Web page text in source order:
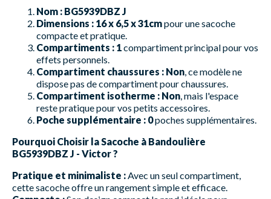
Nom : BG5939DBZ J
Dimensions : 16 x 6,5 x 31cmpour une sacoche
compacte et pratique.
Compartiments : 1 compartiment principal pour vos
effets personnels.
Compartiment chaussures : Non , ce modèle ne
dispose pas de compartiment pour chaussures.
Compartiment isotherme : Non , mais l'espace
reste pratique pour vos petits accessoires.
Poche supplémentaire : 0poches supplémentaires.
Pourquoi Choisir la Sacoche à Bandoulière
BG5939DBZ J - Victor ?
Pratique et minimaliste : Avec un seul compartiment,
cette sacoche offre un rangement simple et efficace.